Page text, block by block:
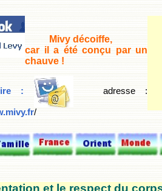
Mivy décoiffe,
car il a été conçu par un
chauve !
: adresse:
/
et le respect du